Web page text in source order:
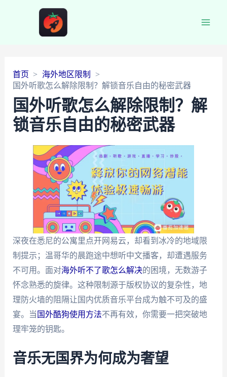
首页
海外地区限制
国外听歌怎么解除限制？解锁音乐自由的秘密武器
国外听歌怎么解除限制？解
锁音乐自由的秘密武器
深夜在悉尼的公寓里点开网易云，却看到冰冷的地域限
制提示；温哥华的晨跑途中想听中文播客，却遭遇服务
不可用。面对海外听不了歌怎么解决的困境，无数游子
怀念熟悉的旋律。这种限制源于版权协议的复杂性，地
理防火墙的阻隔让国内优质音乐平台成为触不可及的盛
宴。当 国外酷狗使用方法不再有效，你需要一把突破地
理牢笼的钥匙。
音乐无国界为何成为奢望